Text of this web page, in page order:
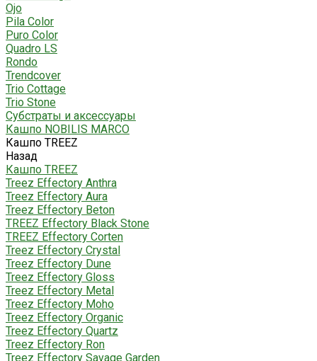
Ojo
Pila Color
Puro Color
Quadro LS
Rondo
Trendcover
Trio Cottage
Trio Stone
Субстраты и аксессуары
Кашпо NOBILIS MARCO
Кашпо TREEZ
Назад
Кашпо TREEZ
Treez Effectory Anthra
Treez Effectory Aura
Treez Effectory Beton
TREEZ Effectory Black Stone
TREEZ Effectory Corten
Treez Effectory Crystal
Treez Effectory Dune
Treez Effectory Gloss
Treez Effectory Metal
Treez Effectory Moho
Treez Effectory Organic
Treez Effectory Quartz
Treez Effectory Ron
Treez Effectory Savage Garden